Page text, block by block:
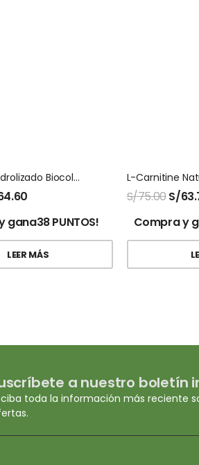
Colageno Hidrolizado Biocolagen Frutos Rojos
gana38 PUNTOS!
LEER MÁS
L-Carnitine
S/75.00S/
Compra y
a nuestro boletín
toda la información más reciente